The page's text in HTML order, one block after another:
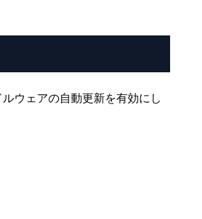
ウェアの自動更新を有効にし